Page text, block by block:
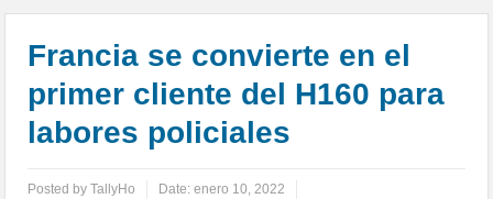
Francia se convierte en el
primer cliente del H160 para
labores policiales
Posted byTallyHo Date:enero 10, 2022